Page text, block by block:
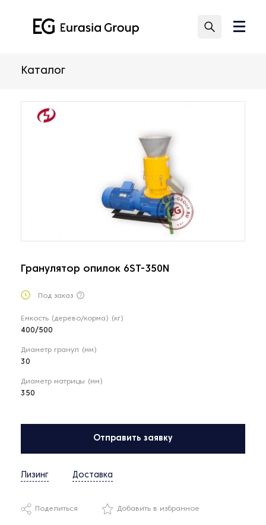
Каталог
Гранулятор опилок 6ST-350N
Под заказ
Емкость (дерево/корма) (кг)
400/500
Диаметр гранул (мм)
30
Диаметр матрицы (мм)
350
Отправить заявку
Лизинг Доставка
Поделиться Добавить в избранное